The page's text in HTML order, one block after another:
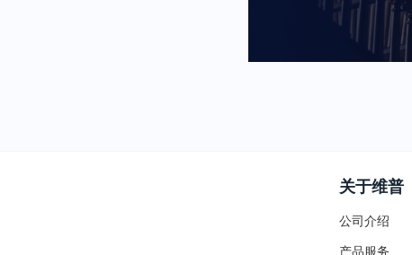
关于维普
公司介绍
产品服务